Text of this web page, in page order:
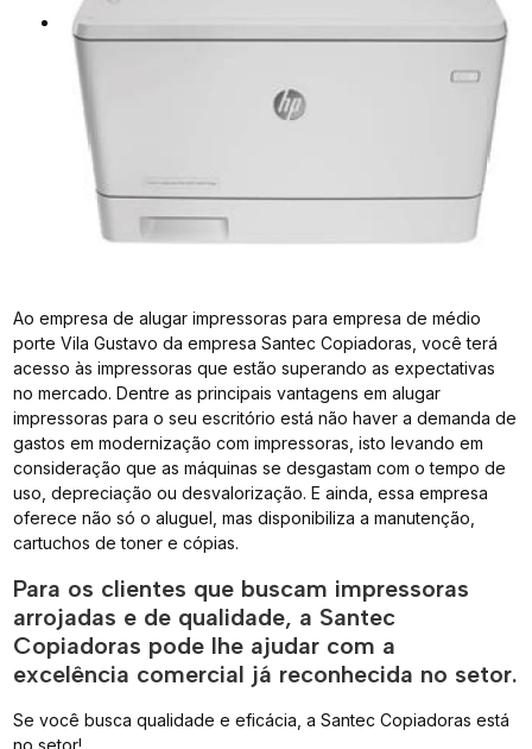
Ao empresa de alugar impressoras para empresa de médio
porte Vila Gustavo da empresa Santec Copiadoras, você terá
acesso às impressoras que estão superando as expectativas
no mercado. Dentre as principais vantagens em alugar
impressoras para o seu escritório está não haver a demanda de
gastos em modernização com impressoras, isto levando em
consideração que as máquinas se desgastam com o tempo de
uso, depreciação ou desvalorização. E ainda, essa empresa
oferece não só o aluguel, mas disponibiliza a manutenção,
cartuchos de toner e cópias.
Para os clientes que buscam impressoras
arrojadas e de qualidade, a Santec
Copiadoras pode lhe ajudar com a
excelência comercial já reconhecida no setor.
Se você busca qualidade e eficácia, a Santec Copiadoras está
no setor!